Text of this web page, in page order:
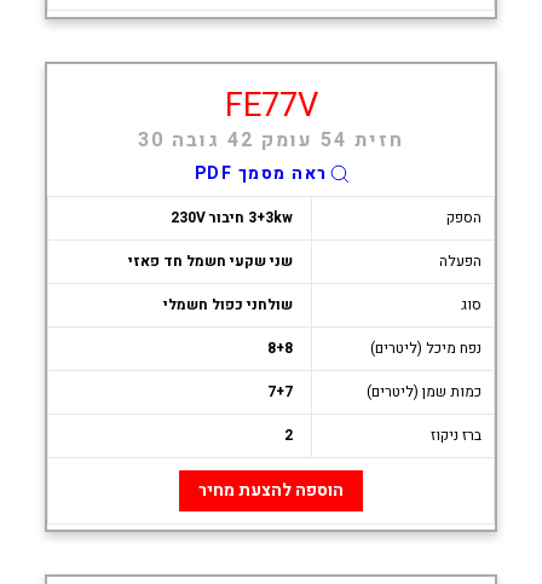
FE77V
חזית 54 עומק 42 גובה 30
ראה מסמך PDF
הספק
3+3kw חיבור 230V
הפעלה
שני שקעי חשמל חד פאזי
סוג
שולחני כפול חשמלי
נפח מיכל (ליטרים)
8+8
כמות שמן (ליטרים)
7+7
ברז ניקוז
2
הוספה להצעת מחיר